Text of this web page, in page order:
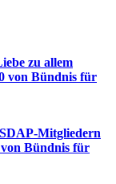
zu allem
von Bündnis für
Mitgliedern
Bündnis für